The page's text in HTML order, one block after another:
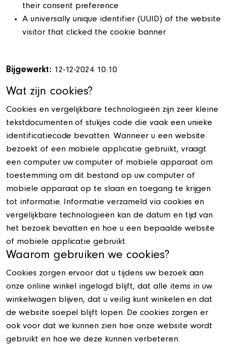
their consent preference
A universally unique identifier (UUID) of the website
visitor that clicked the cookie banner
Bijgewerkt: 12-12-2024 10:10
Wat zijn cookies?
Cookies en vergelijkbare technologieën zijn zeer kleine
tekstdocumenten of stukjes code die vaak een unieke
identificatiecode bevatten. Wanneer u een website
bezoekt of een mobiele applicatie gebruikt, vraagt
een computer uw computer of mobiele apparaat om
toestemming om dit bestand op uw computer of
mobiele apparaat op te slaan en toegang te krijgen
tot informatie. Informatie verzameld via cookies en
vergelijkbare technologieën kan de datum en tijd van
het bezoek bevatten en hoe u een bepaalde website
of mobiele applicatie gebruikt.
Waarom gebruiken we cookies?
Cookies zorgen ervoor dat u tijdens uw bezoek aan
onze online winkel ingelogd blijft, dat alle items in uw
winkelwagen blijven, dat u veilig kunt winkelen en dat
de website soepel blijft lopen. De cookies zorgen er
ook voor dat we kunnen zien hoe onze website wordt
gebruikt en hoe we deze kunnen verbeteren.